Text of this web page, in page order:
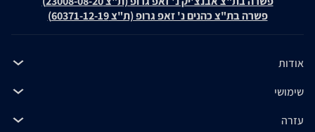
פשרה בת"צ כהנים נ' זאפ גרופ (ת"צ 60371-12-19)
אודות
שימושי
עזרה